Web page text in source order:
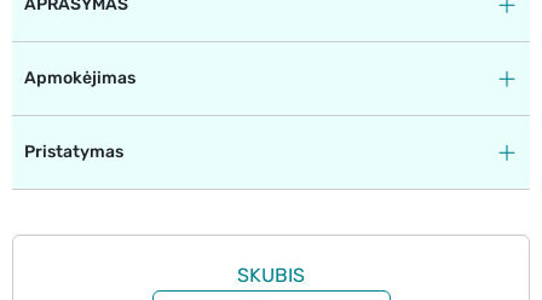
Apmokėjimas
Pristatymas
SKUBIS